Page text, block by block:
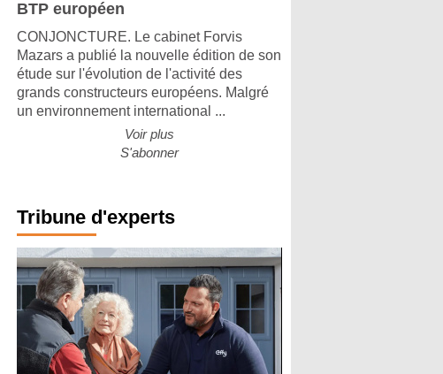
BTP européen
CONJONCTURE. Le cabinet Forvis
Mazars a publié la nouvelle édition de son
étude sur l'évolution de l'activité des
grands constructeurs européens. Malgré
un environnement international ...
Voir plus
S'abonner
Tribune d'experts